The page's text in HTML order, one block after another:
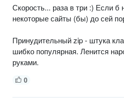
Скорость... раза в три :) Если б
некоторые сайты (бы) до сей
Принудительный zip - штука
шибко популярная. Ленится
руками.
0